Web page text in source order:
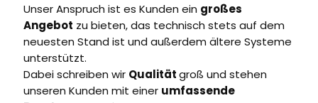
Unser Anspruch ist es Kunden ein großes
Angebot zu bieten, das technisch stets auf dem
neuesten Stand ist und außerdem ältere Systeme
unterstützt.
Dabei schreiben wir Qualitätgroß und stehen
unseren Kunden mit einer umfassende